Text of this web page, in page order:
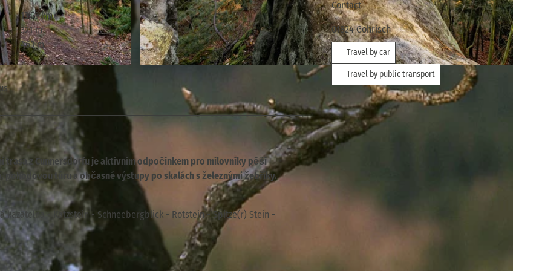
13.53 km
321 m
463 m
trasa z Cunnersdorfu je aktivním odpočinkem pro milovníky pěší
túru a občasné výstupy po skalách s železnými žebříky.
- Katzstein - Schneebergblick - Rotstein - Spitze(r) Stein -
Contact
01824Gohrisch
Travel by car
Travel by public transport